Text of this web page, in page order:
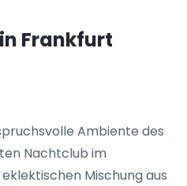
Frankfurt
Ambiente des
Nachtclub im
Mischung aus